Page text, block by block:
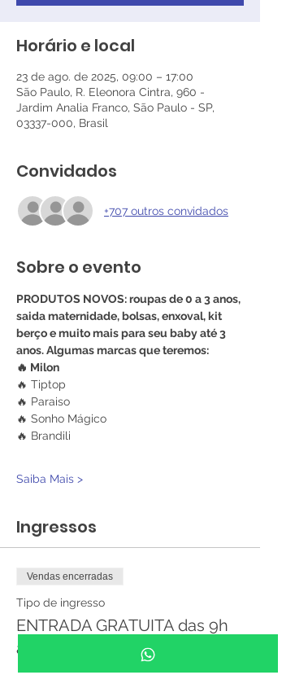
Horário e local
23 de ago. de 2025, 09:00 – 17:00
São Paulo, R. Eleonora Cintra, 960 -
Jardim Analia Franco, São Paulo - SP,
03337-000, Brasil
Convidados
+707 outros convidados
Sobre o evento
PRODUTOS NOVOS: roupas de 0 a 3 anos,
saida maternidade, bolsas, enxoval, kit
berço e muito mais para seu baby até 3
anos. Algumas marcas que teremos:
🔥 Milon
🔥 Tiptop
🔥 Paraiso
🔥 Sonho Mágico
🔥 Brandili
Saiba Mais >
Ingressos
Vendas encerradas
Tipo de ingresso
ENTRADA GRATUITA das 9h
às 17h